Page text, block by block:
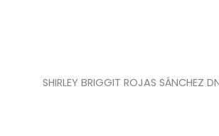
SHIRLEY BRIGGIT ROJAS SÁNCHEZ